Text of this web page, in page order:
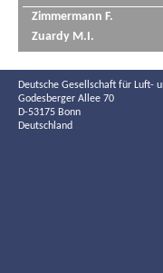
Zimmermann F.
Zuardy M.I.
Deutsche Gesellschaft für Luft-
Godesberger Allee 70
D-53175 Bonn
Deutschland